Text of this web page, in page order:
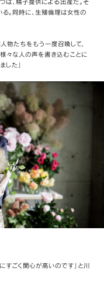
は、精子提供による出産だ。そ
。同時に、生殖倫理は女性の
物たちをもう一度召喚して、
々な人の声を書き込むことに
した」
すごく関心が高いのです」と川